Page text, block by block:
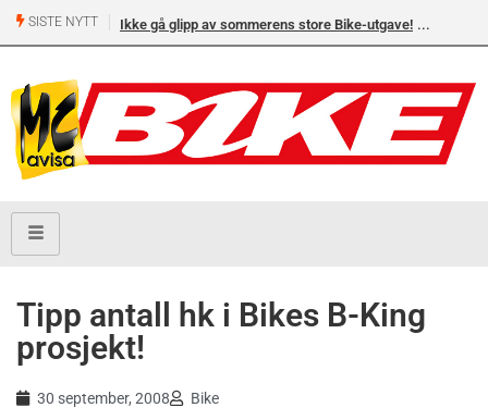
SISTE NYTT Ikke gå glipp av sommerens store Bike-utgave!
Tipp antall hk i Bikes B-King
prosjekt!
30 september, 2008 Bike